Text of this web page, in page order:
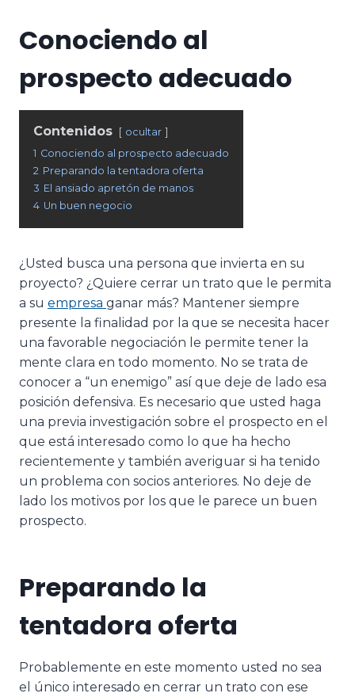
Conociendo al
prospecto adecuado
Contenidos
ocultar
1 Conociendo al prospecto adecuado
2 Preparando la tentadora oferta
3 El ansiado apretón de manos
4 Un buen negocio
¿Usted busca una persona que invierta en su
proyecto? ¿Quiere cerrar un trato que le permita
a su empresa ganar más? Mantener siempre
presente la finalidad por la que se necesita hacer
una favorable negociación le permite tener la
mente clara en todo momento. No se trata de
conocer a “un enemigo” así que deje de lado esa
posición defensiva. Es necesario que usted haga
una previa investigación sobre el prospecto en el
que está interesado como lo que ha hecho
recientemente y también averiguar si ha tenido
un problema con socios anteriores. No deje de
lado los motivos por los que le parece un buen
prospecto.
Preparando la
tentadora oferta
Probablemente en este momento usted no sea
el único interesado en cerrar un trato con ese